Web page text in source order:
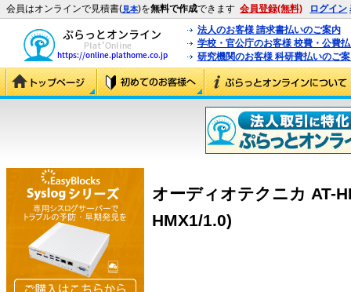
会員はオンラインで見積書(見本)を無料で作成できます 会員登録(無料) ログイン
法人のお客様 請求書払いのご案内
学校・官公庁のお客様 校費・公費
研究機関のお客様 科研費払いのご
オーディオテクニカ AT-
HMX1/1.0)